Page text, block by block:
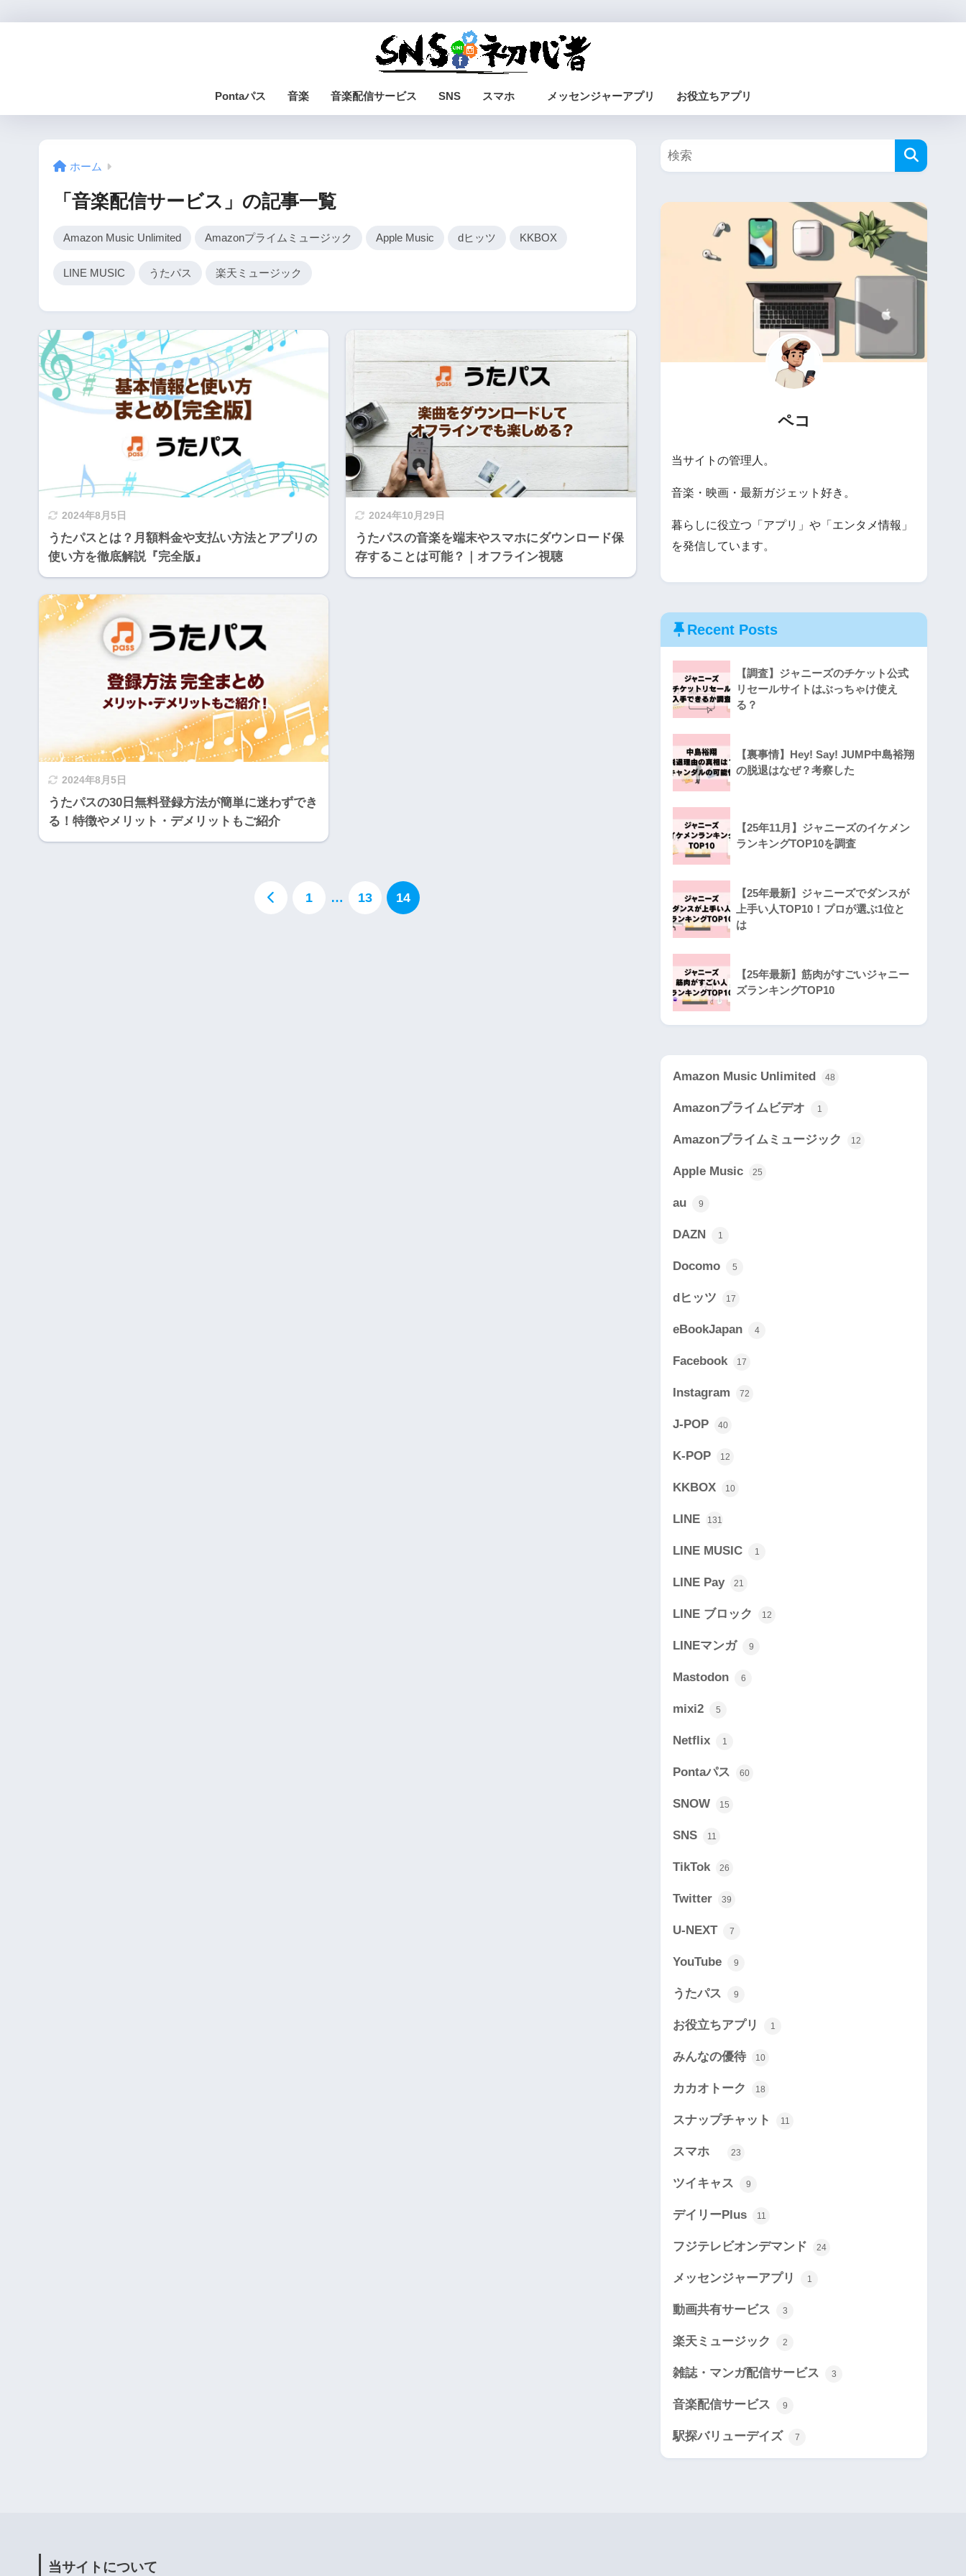
Pontaパス 音楽 音楽配信サービス SNS スマホ メッセンジャーアプリ お役立ちアプリ
ホーム
「音楽配信サービス」の記事一覧
Amazon Music Unlimited Amazonプライムミュージック Apple Music dヒッツ KKBOX
LINE MUSIC うたパス 楽天ミュージック
2024年8月5日
うたパスとは？月額料金や支払い方法とアプリの
使い方を徹底解説『完全版』
2024年10月29日
うたパスの音楽を端末やスマホにダウンロード保
存することは可能？｜オフライン視聴
2024年8月5日
うたパスの30日無料登録方法が簡単に迷わずでき
る！特徴やメリット・デメリットもご紹介
1 … 13 14
ペコ
当サイトの管理人。
音楽・映画・最新ガジェット好き。
暮らしに役立つ「アプリ」や「エンタメ情報」
を発信しています。
Recent Posts
【調査】ジャニーズのチケット公式
リセールサイトはぶっちゃけ使え
る？
【裏事情】Hey! Say! JUMP中島裕翔
の脱退はなぜ？考察した
【25年11月】ジャニーズのイケメン
ランキングTOP10を調査
【25年最新】ジャニーズでダンスが
上手い人TOP10！プロが選ぶ1位と
は
【25年最新】筋肉がすごいジャニー
ズランキングTOP10
Amazon Music Unlimited 48
Amazonプライムビデオ 1
Amazonプライムミュージック 12
Apple Music 25
au 9
DAZN 1
Docomo 5
dヒッツ 17
eBookJapan 4
Facebook 17
Instagram 72
J-POP 40
K-POP 12
KKBOX 10
LINE 131
LINE MUSIC 1
LINE Pay 21
LINE ブロック 12
LINEマンガ 9
Mastodon 6
mixi2 5
Netflix 1
Pontaパス 60
SNOW 15
SNS 11
TikTok 26
Twitter 39
U-NEXT 7
YouTube 9
うたパス 9
お役立ちアプリ 1
みんなの優待 10
カカオトーク 18
スナップチャット 11
スマホ 23
ツイキャス 9
デイリーPlus 11
フジテレビオンデマンド 24
メッセンジャーアプリ 1
動画共有サービス 3
楽天ミュージック 2
雑誌・マンガ配信サービス 3
音楽配信サービス 9
駅探バリューデイズ 7
当サイトについて